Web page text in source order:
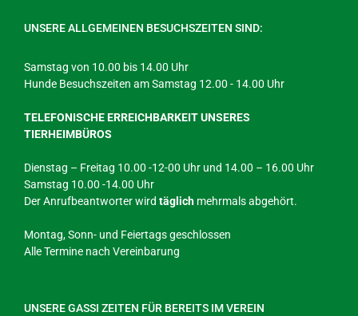
UNSERE ALLGEMEINEN BESUCHSZEITEN SIND:
Samstag von 10.00 bis 14.00 Uhr
Hunde Besuchszeiten am Samstag 12.00 - 14.00 Uhr
TELEFONISCHE ERREICHBARKEIT UNSERES
TIERHEIMBÜROS
Dienstag – Freitag 10.00 -12-00 Uhr und 14.00 – 16.00 Uhr
Samstag 10.00 -14.00 Uhr
Der Anrufbeantworter wird täglich mehrmals abgehört.
Montag, Sonn- und Feiertags geschlossen
Alle Termine nach Vereinbarung
UNSERE GASSI ZEITEN FÜR BEREITS IM VEREIN